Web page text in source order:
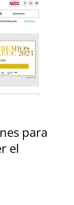
para
el